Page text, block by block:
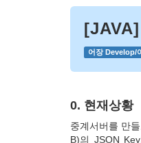
어장 Develop/
0. 현재상황
중계서버를 만
B)의 JSON